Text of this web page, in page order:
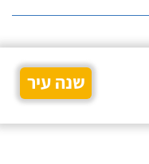
שנה עיר